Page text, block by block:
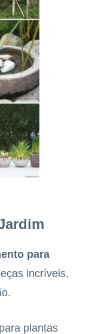
para
incríveis,
plantas